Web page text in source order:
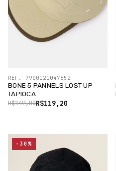
BONE 5 PANNELS LOST UP
TAPIOCA
R$119,20
R$149,00
REF. 7900121047652
-30%